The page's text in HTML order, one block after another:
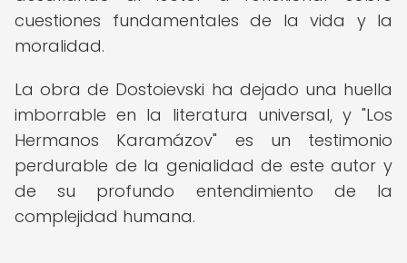
cuestiones fundamentales de la vida y la
moralidad.
La obra de Dostoievski ha dejado una huella
imborrable en la literatura universal, y "Los
Hermanos Karamázov" es un testimonio
perdurable de la genialidad de este autor y
de su profundo entendimiento de la
complejidad humana.